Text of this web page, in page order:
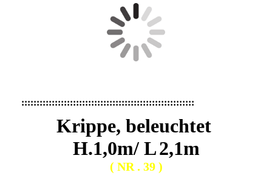
:::::::::::::::::::::::::::::::::::::::::::::::::::::::::
Krippe, beleuchtet
H.1,0m/ L2,1m
( NR . 39 )